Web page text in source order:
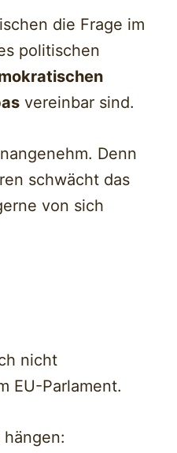
die Frage im
politischen
vereinbar sind.
Denn
schwächt das
von sich
nicht
EU-Parlament.